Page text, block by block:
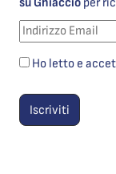
Ho letto e